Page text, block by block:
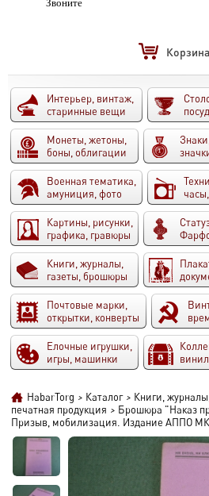
Звоните
Корзина
Интерьер, винтаж,
старинные вещи
Монеты, жетоны,
боны, облигации
Военная тематика,
амуниция, фото
Картины, рисунки,
графика, гравюры
Книги, журналы,
газеты, брошюры
Почтовые марки,
открытки, конверты
Елочные игрушки,
игры, машинки
HabarTorg > Каталог > Книги,
печатная продукция > Брошюра "Наказ
Призыв, мобилизация. Издание АППО